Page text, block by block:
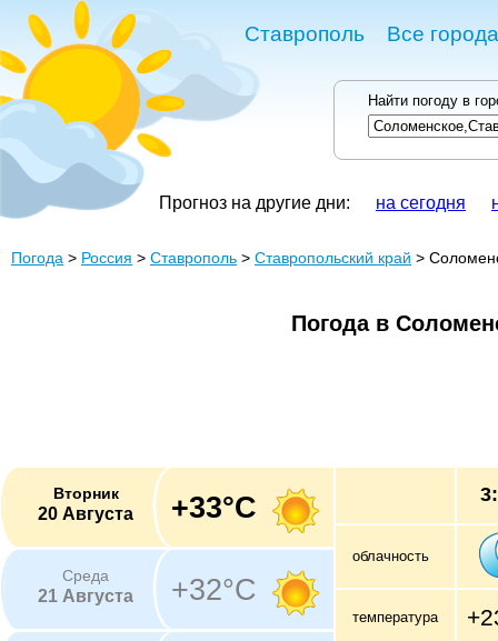
Ставрополь Все
Найти погоду в
Прогноз на другие дни: на сегодня
Погода > Россия > Ставрополь > Ставропольский край >
Погода в
Вторник
20 Августа +33°C
Среда
21 Августа +32°C
облачность
температура